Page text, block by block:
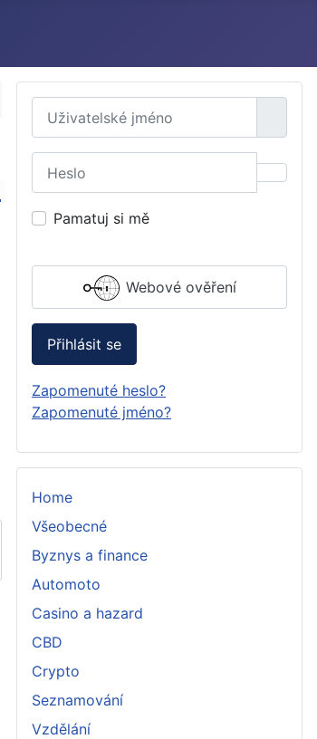
Uživatelské jméno
Pamatuj si mě
Webové ověření
Přihlásit se
Zapomenuté heslo?
Zapomenuté jméno?
Home
Všeobecné
Byznys a finance
Automoto
Casino a hazard
CBD
Crypto
Seznamování
Vzdělání